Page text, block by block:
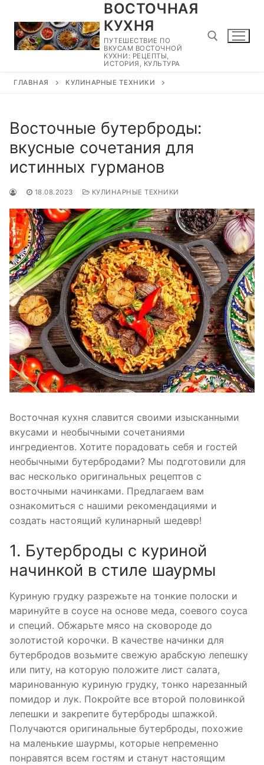
содержимому
ВОСТОЧНАЯ
КУХНЯ
ПУТЕШЕСТВИЕ ПО
ВКУСАМ ВОСТОЧНОЙ
КУХНИ: РЕЦЕПТЫ,
ИСТОРИЯ, КУЛЬТУРА
ГЛАВНАЯ КУЛИНАРНЫЕ ТЕХНИКИ
Восточные бутерброды:
вкусные сочетания для
истинных гурманов
18.08.2023 КУЛИНАРНЫЕ ТЕХНИКИ
Восточная кухня славится своими изысканными
вкусами и необычными сочетаниями
ингредиентов. Хотите порадовать себя и гостей
необычными бутербродами? Мы подготовили для
вас несколько оригинальных рецептов с
восточными начинками. Предлагаем вам
ознакомиться с нашими рекомендациями и
создать настоящий кулинарный шедевр!
1. Бутерброды с куриной
начинкой в стиле шаурмы
Куриную грудку разрежьте на тонкие полоски и
маринуйте в соусе на основе меда, соевого соуса
и специй. Обжарьте мясо на сковороде до
золотистой корочки. В качестве начинки для
бутербродов возьмите свежую арабскую лепешку
или питу, на которую положите лист салата,
маринованную куриную грудку, тонко нарезанный
помидор и лук. Покройте все второй половинкой
лепешки и закрепите бутерброды шпажкой.
Получаются оригинальные бутерброды, похожие
на маленькие шаурмы, которые непременно
понравятся всем гостям и станут настоящим